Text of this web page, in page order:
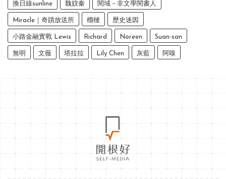
換日線sunline 魏妏秦 閱域－非文學閱書人
Miracle｜奇蹟放送所 榴槤 歷史迷因
小路金融實戰 Lewis Richard Noreen Suan-san
無明 文薇 塔拉拉 Lily Chen 灰藍 阿嗅